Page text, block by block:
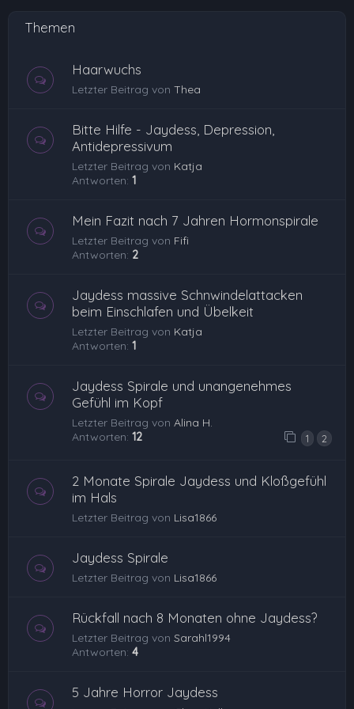
Themen
Haarwuchs
Letzter Beitrag von Thea
Bitte Hilfe - Jaydess, Depression,
Antidepressivum
Letzter Beitrag von Katja
Antworten: 1
Mein Fazit nach 7 Jahren Hormonspirale
Letzter Beitrag von Fifi
Antworten: 2
Jaydess massive Schnwindelattacken
beim Einschlafen und Übelkeit
Letzter Beitrag von Katja
Antworten: 1
Jaydess Spirale und unangenehmes
Gefühl im Kopf
Letzter Beitrag von Alina H.
Antworten: 12 1 2
2 Monate Spirale Jaydess und Kloßgefühl
im Hals
Letzter Beitrag von Lisa1866
Jaydess Spirale
Letzter Beitrag von Lisa1866
Rückfall nach 8 Monaten ohne Jaydess?
Letzter Beitrag von Sarahl1994
Antworten: 4
5 Jahre Horror Jaydess